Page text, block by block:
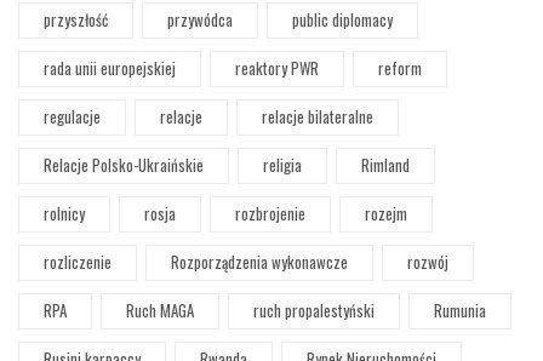
przyszłość
przywódca
public diplomacy
rada unii europejskiej
reaktory PWR
reform
regulacje
relacje
relacje bilateralne
Relacje Polsko-Ukraińskie
religia
Rimland
rolnicy
rosja rozbrojenie
rozejm
rozliczenie
Rozporządzenia wykonawcze
rozwój
RPA
Ruch MAGA ruch propalestyński
Rumunia